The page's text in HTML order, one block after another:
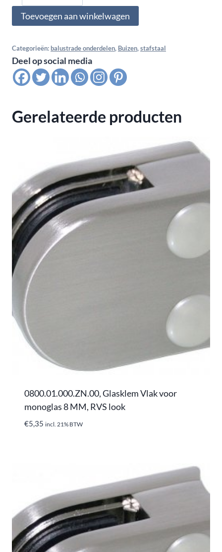
Stafstaal
Ø
mm,
H9,
in
K320
Toevoegen aan winkelwagen
Categorieën: balustrade onderdelen, Buizen, stafstaal
Deel op social media
Gerelateerde producten
0800.01.000.ZN.00, Glasklem Vlak voor
monoglas 8 MM, RVS look
€5,35 incl. 21% BTW